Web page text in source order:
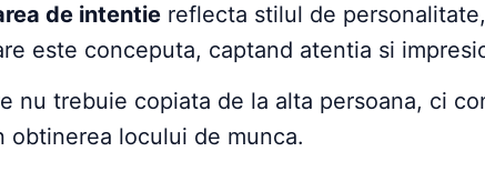
de intentie reflecta stilul de
este conceputa, captand atentia si
nu trebuie copiata de la alta persoana, ci
obtinerea locului de munca.